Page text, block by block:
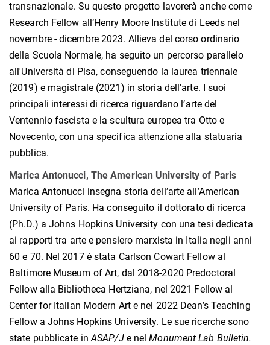
transnazionale. Su questo progetto lavorerà anche come
Research Fellow all’Henry Moore Institute di Leeds nel
novembre - dicembre 2023. Allieva del corso ordinario
della Scuola Normale, ha seguito un percorso parallelo
all'Università di Pisa, conseguendo la laurea triennale
(2019) e magistrale (2021) in storia dell'arte. I suoi
principali interessi di ricerca riguardano l’arte del
Ventennio fascista e la scultura europea tra Otto e
Novecento, con una specifica attenzione alla statuaria
pubblica.
Marica Antonucci, The American University of Paris
Marica Antonucci insegna storia dell’arte all’American
University of Paris. Ha conseguito il dottorato di ricerca
(Ph.D.) a Johns Hopkins University con una tesi dedicata
ai rapporti tra arte e pensiero marxista in Italia negli anni
60 e 70. Nel 2017 è stata Carlson Cowart Fellow al
Baltimore Museum of Art, dal 2018-2020 Predoctoral
Fellow alla Bibliotheca Hertziana, nel 2021 Fellow al
Center for Italian Modern Art e nel 2022 Dean’s Teaching
Fellow a Johns Hopkins University. Le sue ricerche sono
state pubblicate inASAP/J e nelMonument Lab Bulletin.